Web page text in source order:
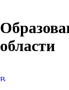
области